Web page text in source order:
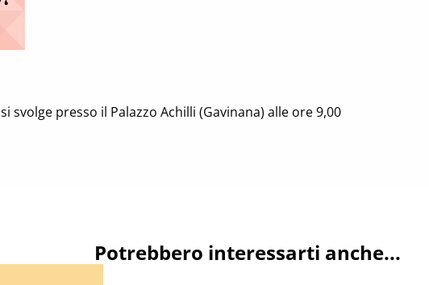
svolge presso il Palazzo Achilli (Gavinana) alle ore 9,00
Potrebbero interessarti anche...